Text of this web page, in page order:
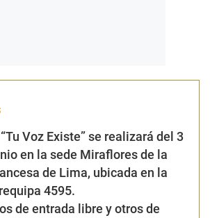
Voz Existe” se realizará del 3
en la sede Miraflores de la
de Lima, ubicada en la
4595.
de entrada libre y otros de